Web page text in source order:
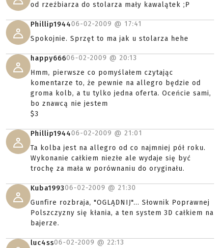
od rzeźbiarza do stolarza mały kawalątek ;P
Phillip194406-02-2009 @ 17:41
Spokojnie. Sprzęt to ma jak u stolarza hehe
happy66606-02-2009 @ 20:13
Hmm, pierwsze co pomyślałem czytając
komentarze to, że pewnie na allegro będzie od
groma kolb, a tu tylko jedna oferta. Oceńcie sami,
bo znawcą nie jestem
$3
Phillip194406-02-2009 @ 21:01
Ta kolba jest na allegro od co najmniej pół roku.
Wykonanie całkiem niezłe ale wydaje się być
trochę za mała w porównaniu do oryginału.
Kuba199306-02-2009 @ 21:30
Gunfire rozbraja, "OGLĄDNIJ"... Słownik Poprawnej
Polszczyzny się kłania, a ten system 3D całkiem na
bajerze.
luc4ss06-02-2009 @ 22:13